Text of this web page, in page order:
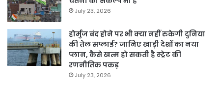
July 23, 2026
होर्मुज बंद होने पर भी क्या नहीं रुकेगी दुनिया
की तेल सप्लाई? जानिए खाड़ी देशों का नया
प्लान, कैसे खत्म हो सकती है स्ट्रेट की
रणनीतिक पकड़
July 23, 2026